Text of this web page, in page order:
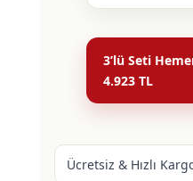
3’lü Seti
4.923 TL
Ücretsiz & Hızlı